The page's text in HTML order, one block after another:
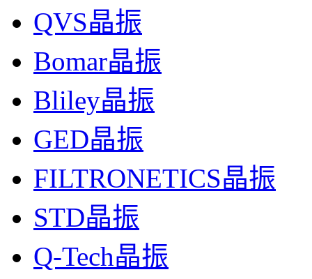
QVS晶振
Bomar晶振
Bliley晶振
GED晶振
FILTRONETICS晶振
STD晶振
Q-Tech晶振